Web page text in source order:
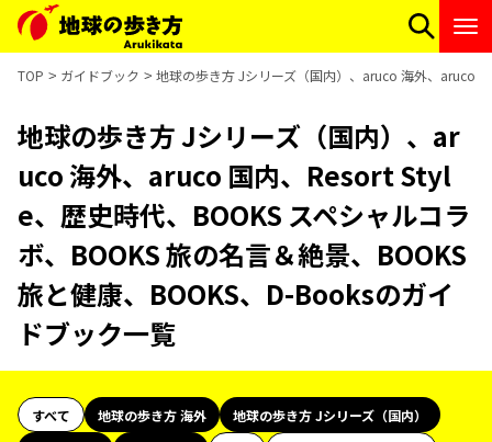
TOP ガイドブック 地球の歩き方 Jシリーズ（国内）、aruco 海外、aruco
地球の歩き方 Jシリーズ（国内）、ar
uco 海外、aruco 国内、Resort Styl
e、歴史時代、BOOKS スペシャルコラ
ボ、BOOKS 旅の名言＆絶景、BOOKS
旅と健康、BOOKS、D-Booksのガイ
ドブック一覧
すべて 地球の歩き方 海外
地球の歩き方 Jシリーズ（国内）